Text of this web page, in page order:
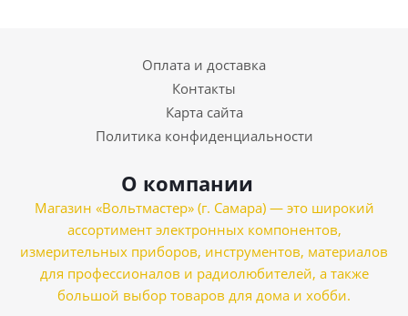
Оплата и доставка
Контакты
Карта сайта
Политика конфиденциальности
О компании
Магазин «Вольтмастер» (г. Самара) — это широкий
ассортимент электронных компонентов,
измерительных приборов, инструментов, материалов
для профессионалов и радиолюбителей, а также
большой выбор товаров для дома и хобби.